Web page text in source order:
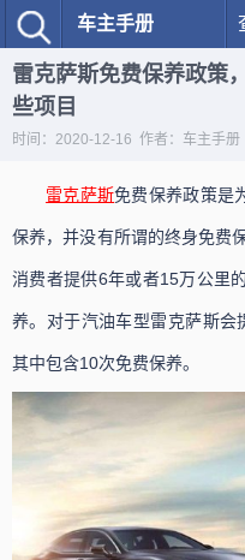
车主手册
雷克萨斯免费保养政策
些项目
时间：2020-12-16 作者：车主手册
雷克萨斯免费保养政策是
保养，并没有所谓的终身免费
消费者提供6年或者15万公里
养。对于汽油车型雷克萨斯会
其中包含10次免费保养。